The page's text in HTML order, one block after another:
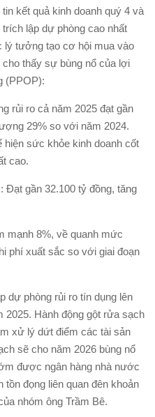
kết quả kinh doanh quý 4 và
lập dự phòng cao nhất
lý tưởng tạo cơ hội mua vào
thấy sự bùng nổ của lợi
(PPOP):
rủi ro cả năm 2025 đạt gần
29% so với năm 2024.
hiện sức khỏe kinh doanh cốt
cao.
Đạt gần 32.100 tỷ đồng, tăng
mạnh 8%, về quanh mức
phí xuất sắc so với giai đoạn
dự phòng rủi ro tín dụng lên
2025. Hành động gột rửa sạch
xử lý dứt điểm các tài sản
sẽ cho năm 2026 bùng nổ
được ngân hàng nhà nước
tồn đọng liên quan đên khoản
nhóm ông Trầm Bê.